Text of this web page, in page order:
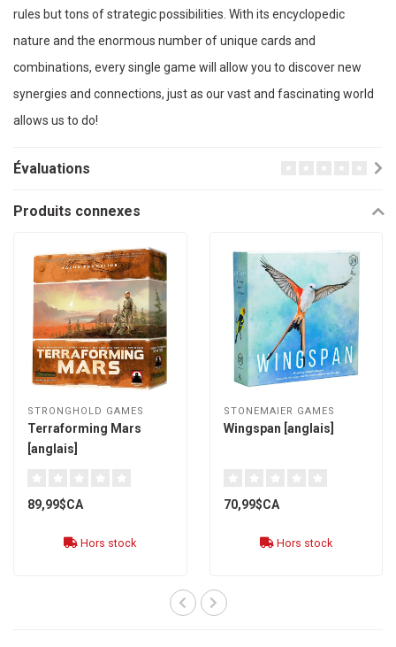
rules but tons of strategic possibilities. With its encyclopedic
nature and the enormous number of unique cards and
combinations, every single game will allow you to discover new
synergies and connections, just as our vast and fascinating world
allows us to do!
Évaluations
Produits connexes
STRONGHOLD GAMES
Terraforming Mars
[anglais]
89,99$CA
Hors stock
STONEMAIER GAMES
Wingspan [anglais]
70,99$CA
Hors stock